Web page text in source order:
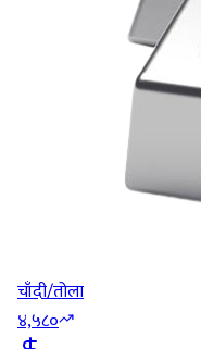
चाँदी/तोला
४,५८०